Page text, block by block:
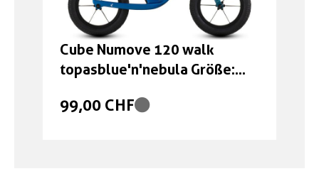
Cube Numove 120 walk
topasblue'n'nebula Größe:
99,00 CHF